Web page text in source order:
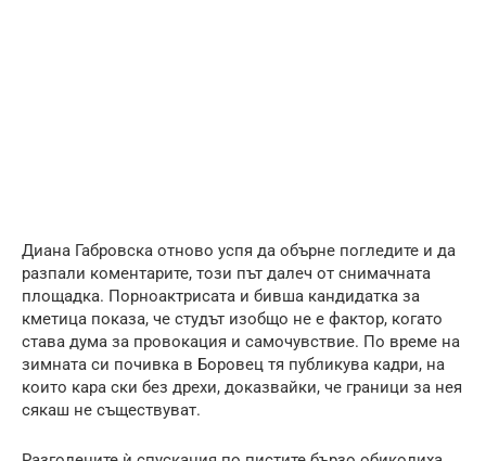
Диана Габровска отново успя да обърне погледите и да
разпали коментарите, този път далеч от снимачната
площадка. Порноактрисата и бивша кандидатка за
кметица показа, че студът изобщо не е фактор, когато
става дума за провокация и самочувствие. По време на
зимната си почивка в Боровец тя публикува кадри, на
които кара ски без дрехи, доказвайки, че граници за нея
сякаш не съществуват.